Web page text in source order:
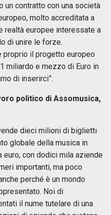
un contratto con una società
molto accreditata a
realtà europee interessate a
di unire le forze.
proprio il progetto europeo
miliardo e mezzo di Euro in
di inserirci”.
politico di Assomusica,
dieci milioni di biglietti
globale della musica in
con dodici mila aziende
importanti, ma poco
perché è un mondo
Noi di
il nume tutelare di una